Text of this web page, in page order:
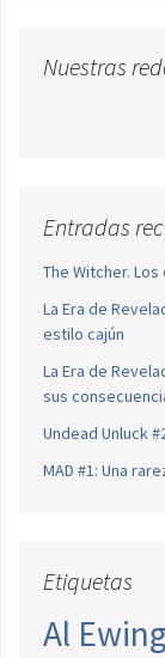
Nuestras
Entradas
The Witcher.
La Era de
estilo cajún
La Era de
sus
Undead Unluck
MAD #1: Una
Etiquetas
Al Ewing